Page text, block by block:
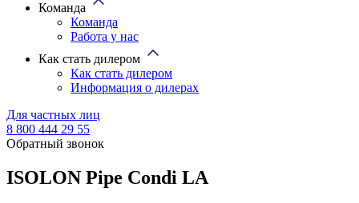
Команда
Команда
Работа у нас
Как стать дилером
Как стать дилером
Информация о дилерах
Для частных лиц
8 800 444 29 55
Обратный звонок
ISOLON Pipe Condi LA